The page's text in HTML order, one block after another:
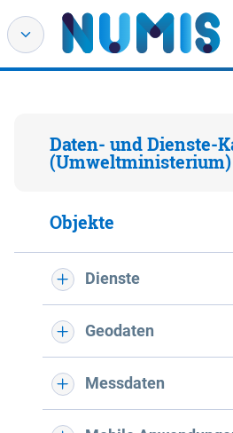
Daten- und Dienste-
(Umweltministerium)
Objekte
Dienste
Geodaten
Messdaten